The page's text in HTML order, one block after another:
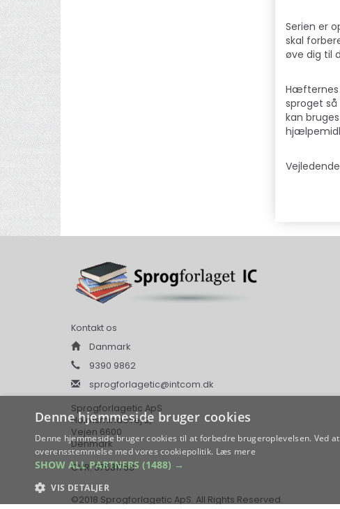
Serien er
skal
øve dig til
Hæfternes
sproget
kan
Kontakt os
Danmark
9390 9862
sprogforlagetic@intcom.dk
Sprogforlagetic ApS
Holmsmindevej 2,
Vejen 6600
Denmark
CVR: 37581763
©2018 Sprogforlagetic ApS. All Rights Reserved.
Denne hjemmeside bruger cookies
Denne hjemmeside bruger cookies til at forbedre brugeroplevelsen. Ved
overensstemmelse med vores cookiepolitik. Læs mere
SHOW ALL PARTNERS (1488) →
VIS DETALJER